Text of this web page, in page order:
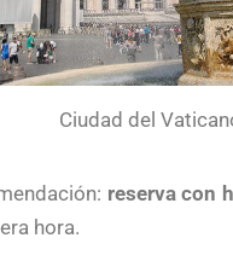
Ciudad del
reserva con
hora.